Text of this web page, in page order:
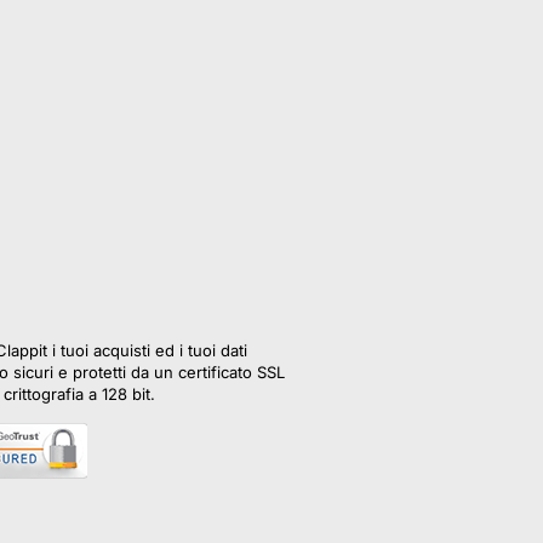
i tuoi acquisti ed i tuoi dati
sicuri e protetti da un certificato SSL
a 128 bit.